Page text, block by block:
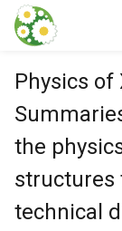
本文に飛ぶ
Physics
the
structures
technical